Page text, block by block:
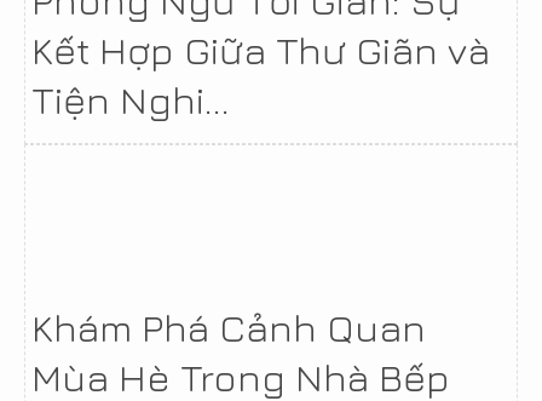
Kết Hợp Giữa Thư Giãn và
Tiện Nghi...
Khám Phá Cảnh Quan
Mùa Hè Trong Nhà Bếp